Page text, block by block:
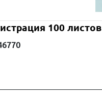
100